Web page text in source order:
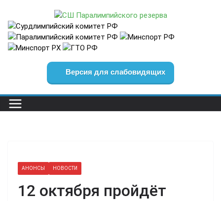
содержимому
Версия для слабовидящих
АНОНСЫ НОВОСТИ
12 октября пройдёт